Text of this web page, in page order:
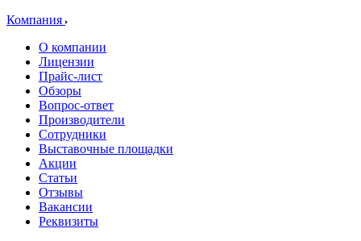
Компания
О компании
Лицензии
Прайс-лист
Обзоры
Вопрос-ответ
Производители
Сотрудники
Выставочные площадки
Акции
Статьи
Отзывы
Вакансии
Реквизиты